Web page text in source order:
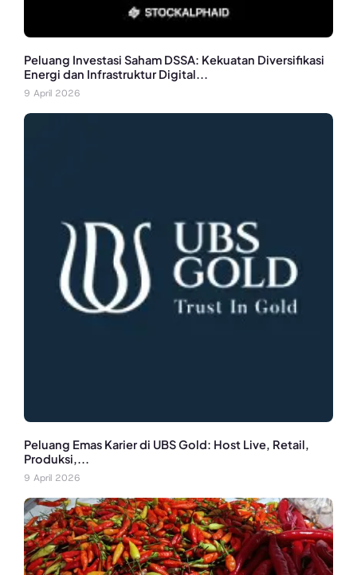
Peluang Investasi Saham DSSA: Kekuatan Diversifikasi
Energi dan Infrastruktur Digital...
9 April 2026
Peluang Emas Karier di UBS Gold: Host Live, Retail,
Produksi,...
9 April 2026